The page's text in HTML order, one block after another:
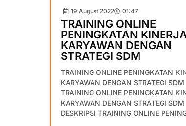
19 August 2022 01:47
TRAINING ONLINE
PENINGKATAN
KARYAWAN DENGAN
STRATEGI SDM
TRAINING ONLINE PENINGKATAN
KARYAWAN DENGAN STRATEGI SDM
TRAINING ONLINE PENINGKATAN
KARYAWAN DENGAN STRATEGI SDM
DESKRIPSI TRAINING ONLINE